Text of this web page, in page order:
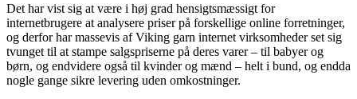
Det har vist sig at være i høj grad hensigtsmæssigt for
internetbrugere at analysere priser på forskellige online forretninger,
og derfor har massevis af Viking garn internet virksomheder set sig
tvunget til at stampe salgspriserne på deres varer – til babyer og
børn, og endvidere også til kvinder og mænd – helt i bund, og endda
nogle gange sikre levering uden omkostninger.